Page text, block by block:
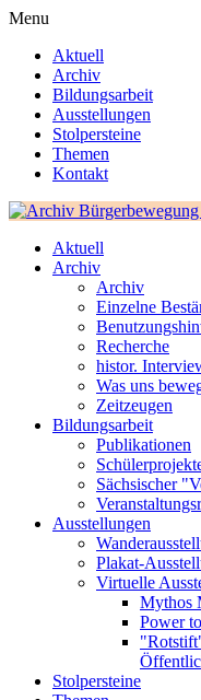
Menu
Aktuell
Archiv
Bildungsarbeit
Ausstellungen
Stolpersteine
Themen
Kontakt
Aktuell
Archiv
Archiv
Einzelne
Recherche
histor.
Was uns
Zeitzeugen
Bildungsarbeit
Publikationen
Sächsischer
Ausstellungen
Plakat-
Virtuelle
Mythos
Power
Stolpersteine